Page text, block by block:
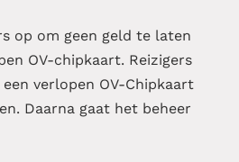
op om geen geld te laten
OV-chipkaart. Reizigers
verlopen OV-Chipkaart
Daarna gaat het beheer